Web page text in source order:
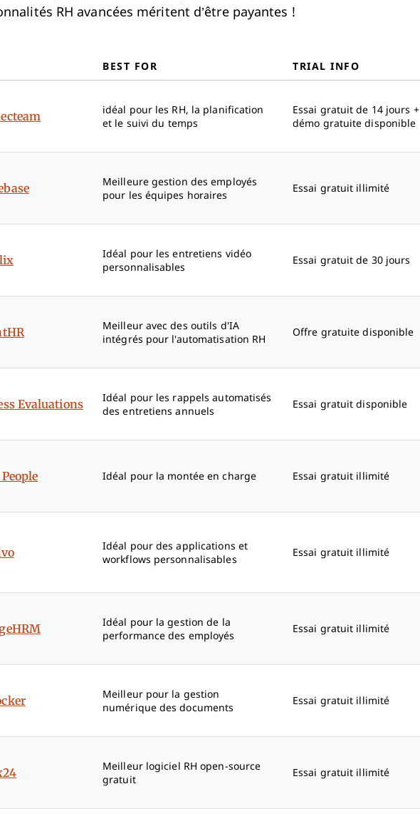
RH avancées méritent d’être payantes !
BEST FOR TRIAL INFO
idéal pour les RH, la planification
et le suivi du temps
Essai gratuit de 14 jours +
démo gratuite disponible
Meilleure gestion des employés
pour les équipes horaires
Essai gratuit illimité
Idéal pour les entretiens vidéo
personnalisables
Essai gratuit de 30 jours
Meilleur avec des outils d'IA
intégrés pour l'automatisation RH
Offre gratuite disponible
Evaluations
Idéal pour les rappels automatisés
des entretiens annuels
Essai gratuit disponible
Idéal pour la montée en charge Essai gratuit illimité
Idéal pour des applications et
workflows personnalisables
Essai gratuit illimité
Idéal pour la gestion de la
performance des employés
Essai gratuit illimité
Meilleur pour la gestion
numérique des documents
Essai gratuit illimité
Meilleur logiciel RH open-source
gratuit
Essai gratuit illimité